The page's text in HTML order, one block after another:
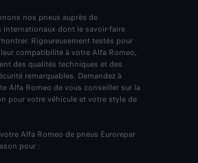
nos pneus auprès de
internationaux dont le savoir-faire
Rigoureusement testés pour
compatibilité à votre Alfa Romeo,
des qualités techniques et des
remarquables. Demandez à
Alfa Romeo de vous conseiller sur la
pour votre véhicule et votre style de
Alfa Romeo de pneus Eurorepar
pour :